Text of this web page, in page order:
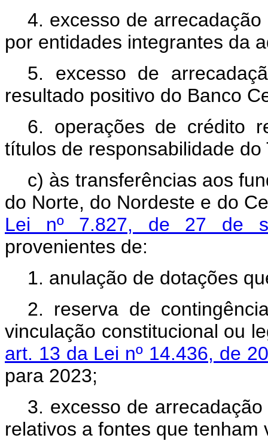
4. excesso de
por entidades integrantes da
5. excesso de
resultado positivo do Banco
6. operações de crédito
títulos de responsabilidade do
c) às transferências aos
do Norte, do Nordeste e do
Lei nº 7.827, de 27 de
provenientes de:
1. anulação de dotações
2. reserva de
vinculação constitucional ou
art. 13 da Lei nº 14.436, de
para 2023;
3. excesso de
relativos a fontes que